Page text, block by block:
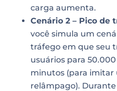
carga aumenta.
Cenário 2 – Pico de
você simula um
tráfego em que seu
usuários para
minutos (para imitar
relâmpago). Durante